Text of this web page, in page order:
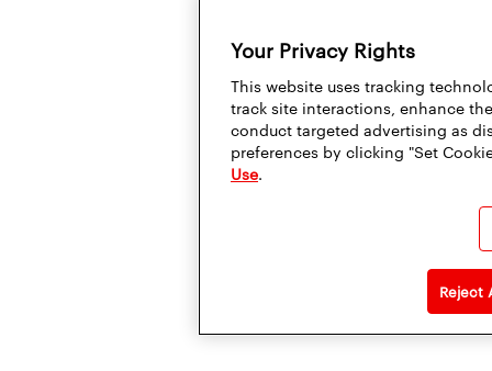
Your Privacy Rights
This website uses tracking
track site interactions, enhance
conduct targeted advertising as
preferences by clicking "Set
Use.
Reject